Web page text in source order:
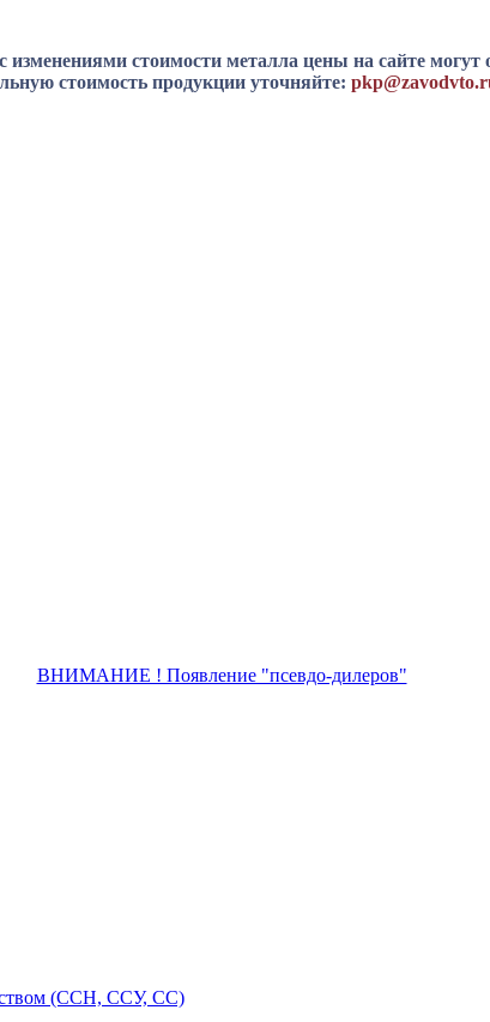
стоимости металла цены на сайте могут
стоимость продукции уточняйте:
ВНИМАНИЕ ! Появление "псевдо-дилеров"
(ССН, ССУ, СС)